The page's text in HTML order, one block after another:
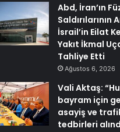
Abd, İran’ın
Saldırılarının
İsrail’in Eilat
Yakıt İkmal
Tahliye Etti
Ağustos 6, 2026
Vali Aktaş:
bayram için
asayiş ve
tedbirleri